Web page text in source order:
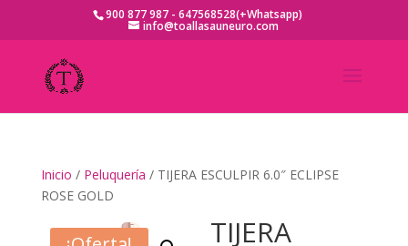
900 877 987 - 647568528(+Whatsapp)
info@toallasauneuro.com
Inicio / Peluquería / TIJERA ESCULPIR 6.0″ ECLIPSE
ROSE GOLD
TIJERA